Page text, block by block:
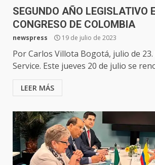
SEGUNDO AÑO LEGISLATIVO
CONGRESO DE COLOMBIA
newspress 19 de julio de 2023
Por Carlos Villota Bogotá, julio de 23.
Service. Este jueves 20 de julio se
LEER MÁS